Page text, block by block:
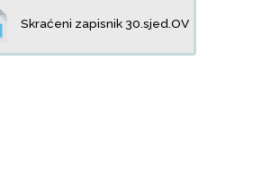
Skraćeni zapisnik 30.sjed.OV